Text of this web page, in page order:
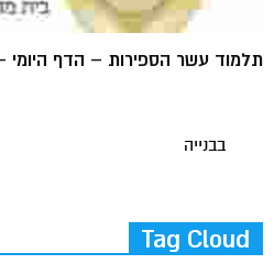
תלמוד עשר הספירות – הדף
בבנייה
Tag Cloud